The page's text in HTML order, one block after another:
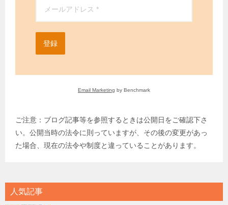
登録
Email Marketing by Benchmark
ご注意：ブログ記事等を参照するときは公開日をご確認下さ
い。公開当時の法令に則っていますが、その後の変更があっ
た場合、現在の法令や制度と違っていることがあります。
人気記事